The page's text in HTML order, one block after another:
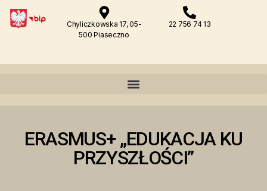
Chyliczkowska 17, 05-
500 Piaseczno
22 756 74 13
ERASMUS+ „EDUKACJA KU
PRZYSZŁOŚCI”